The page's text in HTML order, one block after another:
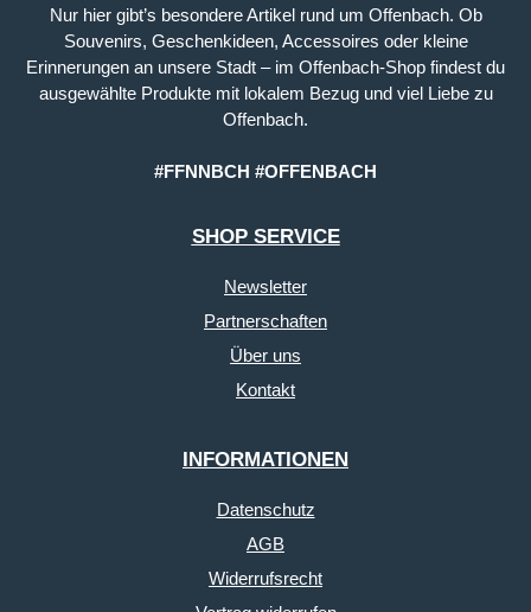
Nur hier gibt’s besondere Artikel rund um Offenbach. Ob
Souvenirs, Geschenkideen, Accessoires oder kleine
Erinnerungen an unsere Stadt – im Offenbach-Shop findest du
ausgewählte Produkte mit lokalem Bezug und viel Liebe zu
Offenbach.
#FFNNBCH #OFFENBACH
SHOP SERVICE
Newsletter
Partnerschaften
Über uns
Kontakt
INFORMATIONEN
Datenschutz
AGB
Widerrufsrecht